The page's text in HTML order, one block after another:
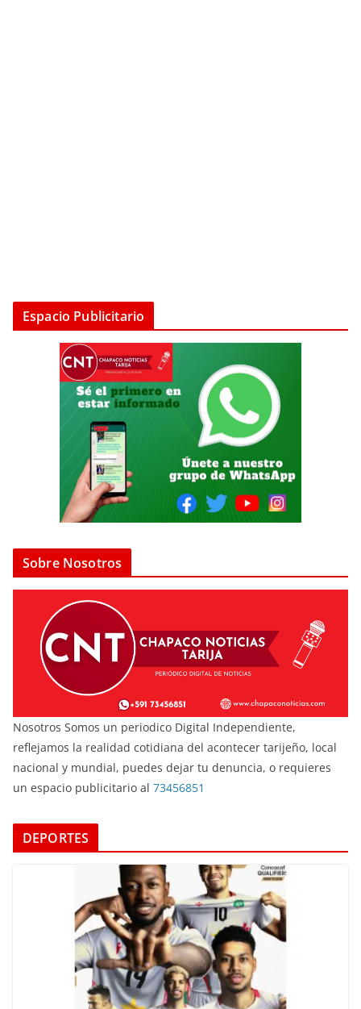
Espacio Publicitario
Sobre Nosotros
Nosotros Somos un periodico Digital Independiente,
reflejamos la realidad cotidiana del acontecer tarijeño, local
nacional y mundial, puedes dejar tu denuncia, o requieres
un espacio publicitario al 73456851
DEPORTES